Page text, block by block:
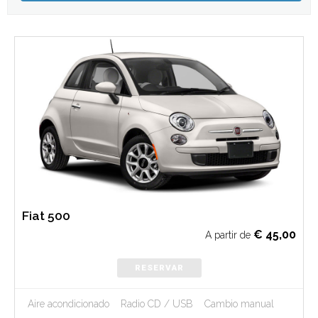
Fiat 500
A partir de € 45,00
RESERVAR
Aire acondicionado Radio CD / USB
Cambio manual